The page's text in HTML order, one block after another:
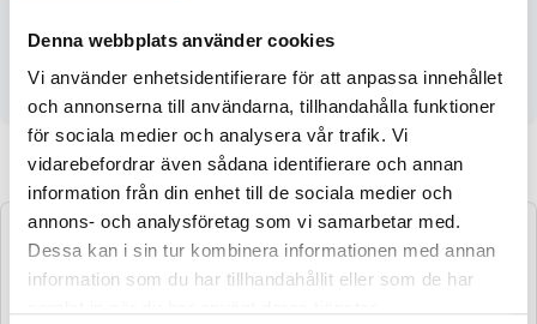
Denna webbplats använder cookies
Vi använder enhetsidentifierare för att anpassa innehållet
och annonserna till användarna, tillhandahålla funktioner
för sociala medier och analysera vår trafik. Vi
vidarebefordrar även sådana identifierare och annan
information från din enhet till de sociala medier och
annons- och analysföretag som vi samarbetar med.
Dessa kan i sin tur kombinera informationen med annan
information som du har tillhandahållit eller som de har
- utrustad med en fotpedal
- PU-hjul är slitstarka och tysta vid användning
- vikt 31 kg
Andra köpte även